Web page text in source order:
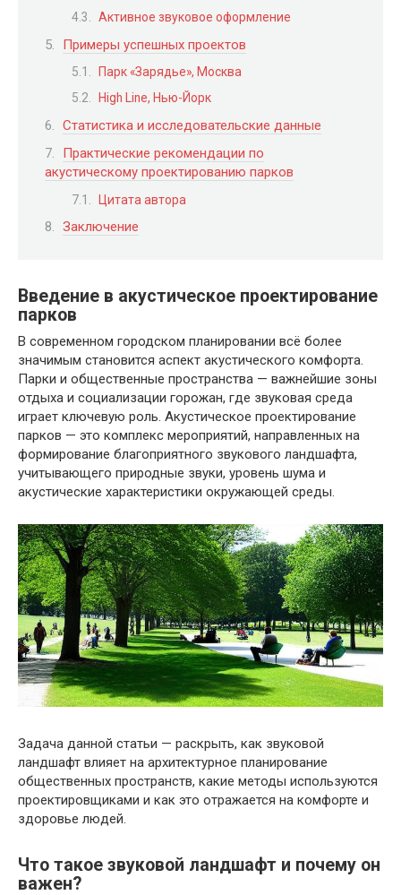
Активное звуковое оформление
Примеры успешных проектов
Парк «Зарядье», Москва
High Line, Нью-Йорк
Статистика и исследовательские данные
Практические рекомендации по
акустическому проектированию парков
Цитата автора
Заключение
Введение в акустическое проектирование
парков
В современном городском планировании всё более
значимым становится аспект акустического комфорта.
Парки и общественные пространства — важнейшие зоны
отдыха и социализации горожан, где звуковая среда
играет ключевую роль. Акустическое проектирование
парков — это комплекс мероприятий, направленных на
формирование благоприятного звукового ландшафта,
учитывающего природные звуки, уровень шума и
акустические характеристики окружающей среды.
Задача данной статьи — раскрыть, как звуковой
ландшафт влияет на архитектурное планирование
общественных пространств, какие методы используются
проектировщиками и как это отражается на комфорте и
здоровье людей.
Что такое звуковой ландшафт и почему он
важен?